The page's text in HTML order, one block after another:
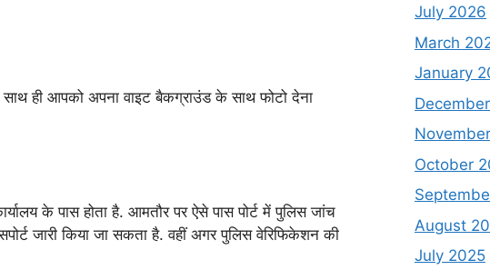
ही आपको अपना वाइट बैकग्राउंड के साथ फोटो देना
के पास होता है. आमतौर पर ऐसे पास पोर्ट में पुलिस जांच
जारी किया जा सकता है. वहीं अगर पुलिस वेरिफिकेशन की
July 2026
March
January
October
August
July 2025